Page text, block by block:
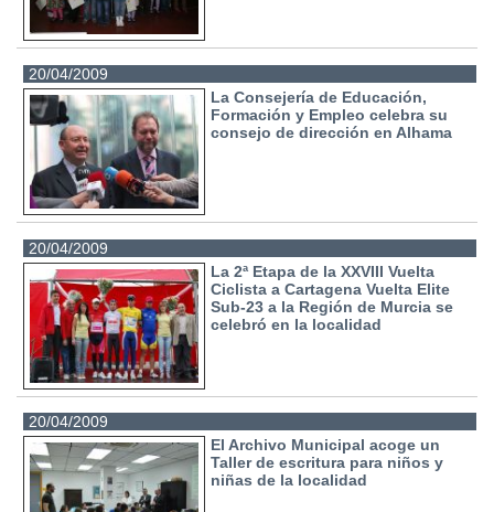
20/04/2009
La Consejería de Educación,
Formación y Empleo celebra su
consejo de dirección en Alhama
20/04/2009
La 2ª Etapa de la XXVIII Vuelta
Ciclista a Cartagena Vuelta Elite
Sub-23 a la Región de Murcia se
celebró en la localidad
20/04/2009
El Archivo Municipal acoge un
Taller de escritura para niños y
niñas de la localidad